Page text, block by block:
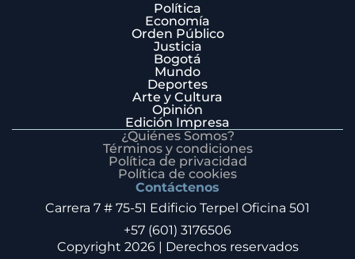
Política
Economía
Orden Público
Justicia
Bogotá
Mundo
Deportes
Arte y Cultura
Opinión
Edición Impresa
¿Quiénes Somos?
Términos y condiciones
Política de privacidad
Política de cookies
Contáctenos
Carrera 7 # 75-51 Edificio Terpel Oficina 501
+57 (601) 3176506
Copyright 2026 | Derechos reservados